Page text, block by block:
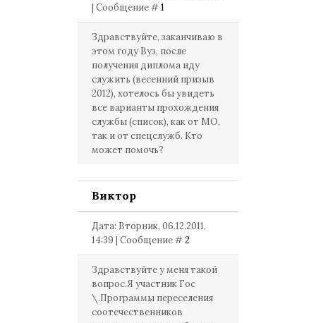
| Сообщение #1
Здравствуйте, заканчиваю в
этом году Вуз, после
получения диплома иду
служить (весенний призыв
2012), хотелось бы увидеть
все варианты прохождения
службы (список), как от МО,
так и от спецслужб. Кто
может помочь?
Виктор
Дата: Вторник, 06.12.2011,
14:39 | Сообщение #2
Здравствуйте у меня такой
вопрос.Я участник Гос
\.Программы переселения
соотечественников